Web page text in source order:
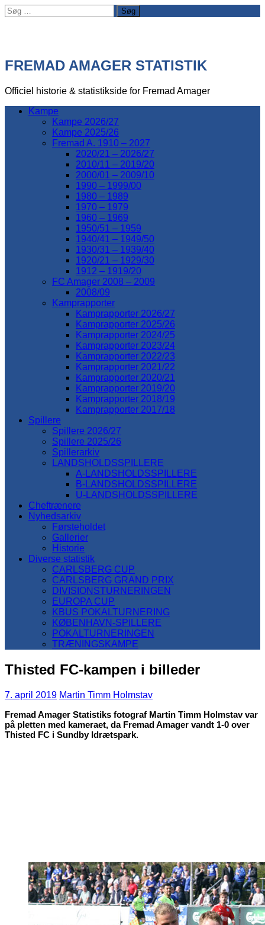
Søg
efter:
FREMAD AMAGER STATISTIK
Officiel historie & statistikside for Fremad Amager
Kampe
Kampe 2026/27
Kampe 2025/26
Fremad A. 1910 – 2027
2020/21 – 2026/27
2010/11 – 2019/20
2000/01 – 2009/10
1990 – 1999/00
1980 – 1989
1970 – 1979
1960 – 1969
1950/51 – 1959
1940/41 – 1949/50
1930/31 – 1939/40
1920/21 – 1929/30
1912 – 1919/20
FC Amager 2008 – 2009
2008/09
Kamprapporter
Kamprapporter 2026/27
Kamprapporter 2025/26
Kamprapporter 2024/25
Kamprapporter 2023/24
Kamprapporter 2022/23
Kamprapporter 2021/22
Kamprapporter 2020/21
Kamprapporter 2019/20
Kamprapporter 2018/19
Kamprapporter 2017/18
Spillere
Spillere 2026/27
Spillere 2025/26
Spillerarkiv
LANDSHOLDSSPILLERE
A-LANDSHOLDSSPILLERE
B-LANDSHOLDSSPILLERE
U-LANDSHOLDSSPILLERE
Cheftrænere
Nyhedsarkiv
Førsteholdet
Gallerier
Historie
Diverse statistik
CARLSBERG CUP
CARLSBERG GRAND PRIX
DIVISIONSTURNERINGEN
EUROPA CUP
KBUS POKALTURNERING
KØBENHAVN-SPILLERE
POKALTURNERINGEN
TRÆNINGSKAMPE
Thisted FC-kampen i billeder
7. april 2019 Martin Timm Holmstav
Fremad Amager Statistiks fotograf Martin Timm Holmstav var
på pletten med kameraet, da Fremad Amager vandt 1-0 over
Thisted FC i Sundby Idrætspark.